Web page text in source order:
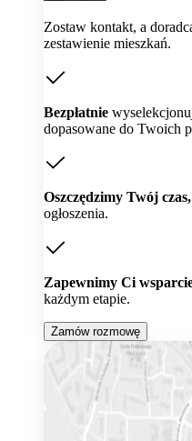
Zostaw kontakt, a
zestawienie mieszkań.
Bezpłatnie
dopasowane do Twoich
Oszczędzimy Twój czas,
ogłoszenia.
Zapewnimy Ci
każdym etapie.
Zamów rozmowę